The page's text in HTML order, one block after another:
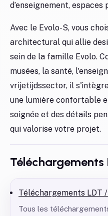
d’enseignement,
Avec le Evolo-S, vous
architectural qui allie
sein de la famille Evolo.
musées, la santé,
vrijetijdssector, il
une lumière confortable
soignée et des détails
qui valorise votre projet.
Téléchargements LDT
Tous les